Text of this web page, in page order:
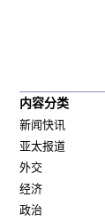
内容分类
新闻快讯
亚太报道
外交
经济
政治